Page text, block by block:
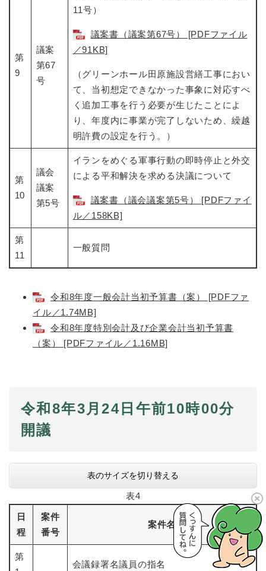
第
9
議案
第67
号
11号）
議案書（議案第67号） [PDFファイル
／91KB]
（グリーンホール田原施設営繕工事におい
て、当初想定できなかった事象に対応すべ
く追加工事を行う必要が生じたことによ
り、年度内に事業が完了しないため、繰越
明許費の設定を行う。）
第
10
議会
議案
第5号
イランをめぐる軍事行動の即時停止と外交
による平和解決を求める決議について
議案書（議会議案第5号） [PDFファイ
ル／158KB]
第
11
一般質問
令和8年度一般会計当初予算書（案） [PDFファ
イル／1.74MB]
令和8年度特別会計及び企業会計当初予算書
（案） [PDFファイル／1.16MB]
令和8年3月24日午前10時00分
開議
表のサイズを切り替える
表4
日
程
案件
番号
案件名
第
会議録署名議員の指名